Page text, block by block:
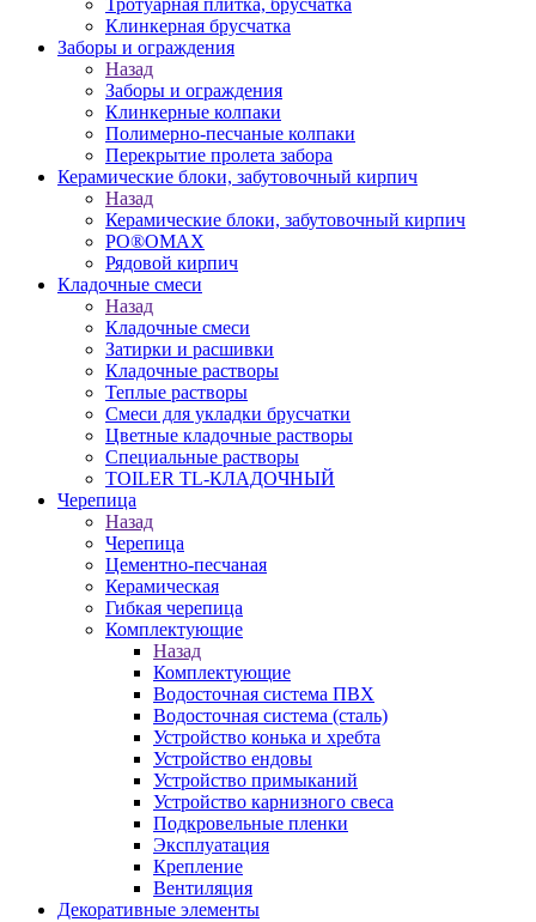
Тротуарная плитка, брусчатка
Клинкерная брусчатка
Заборы и ограждения
Назад
Заборы и ограждения
Клинкерные колпаки
Полимерно-песчаные колпаки
Перекрытие пролета забора
Керамические блоки, забутовочный кирпич
Назад
Керамические блоки, забутовочный кирпич
PO®OMAX
Рядовой кирпич
Кладочные смеси
Назад
Кладочные смеси
Затирки и расшивки
Кладочные растворы
Теплые растворы
Смеси для укладки брусчатки
Цветные кладочные растворы
Специальные растворы
TOILER TL-КЛАДОЧНЫЙ
Черепица
Назад
Черепица
Цементно-песчаная
Керамическая
Гибкая черепица
Комплектующие
Назад
Комплектующие
Водосточная система ПВХ
Водосточная система (сталь)
Устройство конька и хребта
Устройство ендовы
Устройство примыканий
Устройство карнизного свеса
Подкровельные пленки
Эксплуатация
Крепление
Вентиляция
Декоративные элементы